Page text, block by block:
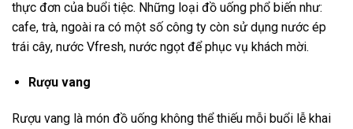
thực đơn của buổi tiệc. Những loại đồ uống phổ biến như:
cafe, trà, ngoài ra có một số công ty còn sử dụng nước ép
trái cây, nước Vfresh, nước ngọt để phục vụ khách mời.
Rượu vang
Rượu vang là món đồ uống không thể thiếu mỗi buổi lễ khai